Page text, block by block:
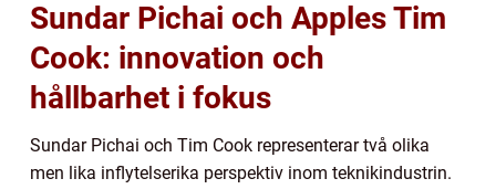
Sundar Pichai och Apples Tim
Cook: innovation och
hållbarhet i fokus
Sundar Pichai och Tim Cook representerar två olika
men lika inflytelserika perspektiv inom teknikindustrin.